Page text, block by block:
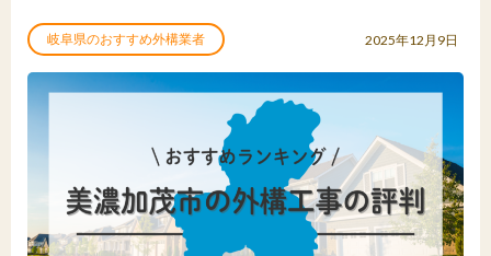
岐阜県のおすすめ外構業者 2025年12月9日